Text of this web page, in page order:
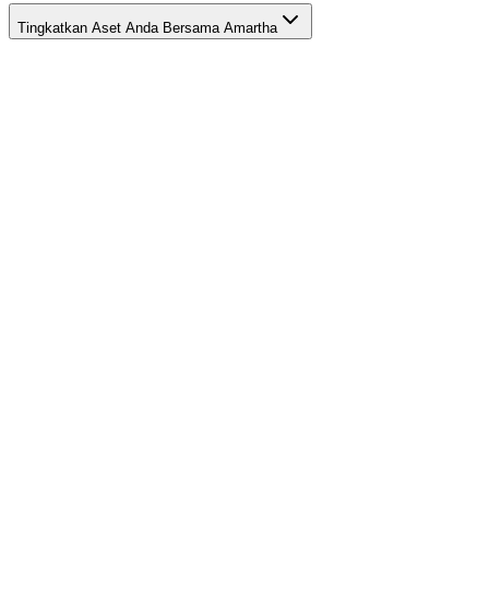
Tingkatkan Aset Anda Bersama Amartha